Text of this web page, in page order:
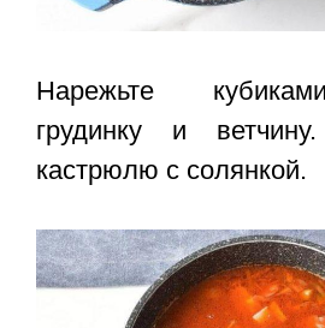
Нарежьте
грудинку и
кастрюлю с солянкой.